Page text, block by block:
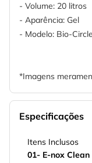
- Volume: 20 litros
- Aparência: Gel
- Modelo: Bio-Circle
*Imagens
Especificações
Itens Inclusos
01- E-nox